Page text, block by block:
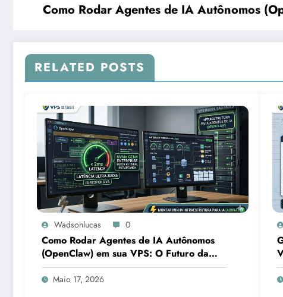
Como Rodar Agentes de IA Autônomos
RELATED POSTS
Wadsonlucas 0
Como Rodar Agentes de IA Autônomos
(OpenClaw) em sua VPS: O Futuro da
Automação Corporativa
Maio 17, 2026